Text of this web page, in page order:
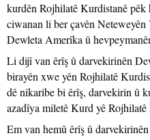
kurdên Rojhilatê Kurdistanê
ciwanan li ber çavên
Dewleta Amerîka û
Li dijî van êrîş û darvekirinên
birayên xwe yên Rojhilatê
dê nikaribe bi êrîş, darvekirin û
azadîya miletê Kurd yê
Em van hemû êrîş û